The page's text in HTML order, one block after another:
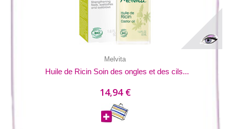
Melvita
Huile de Ricin Soin des ongles et des cils...
14,94 €